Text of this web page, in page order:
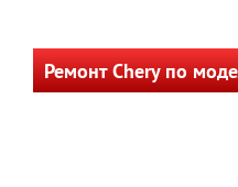
Ремонт Chery по